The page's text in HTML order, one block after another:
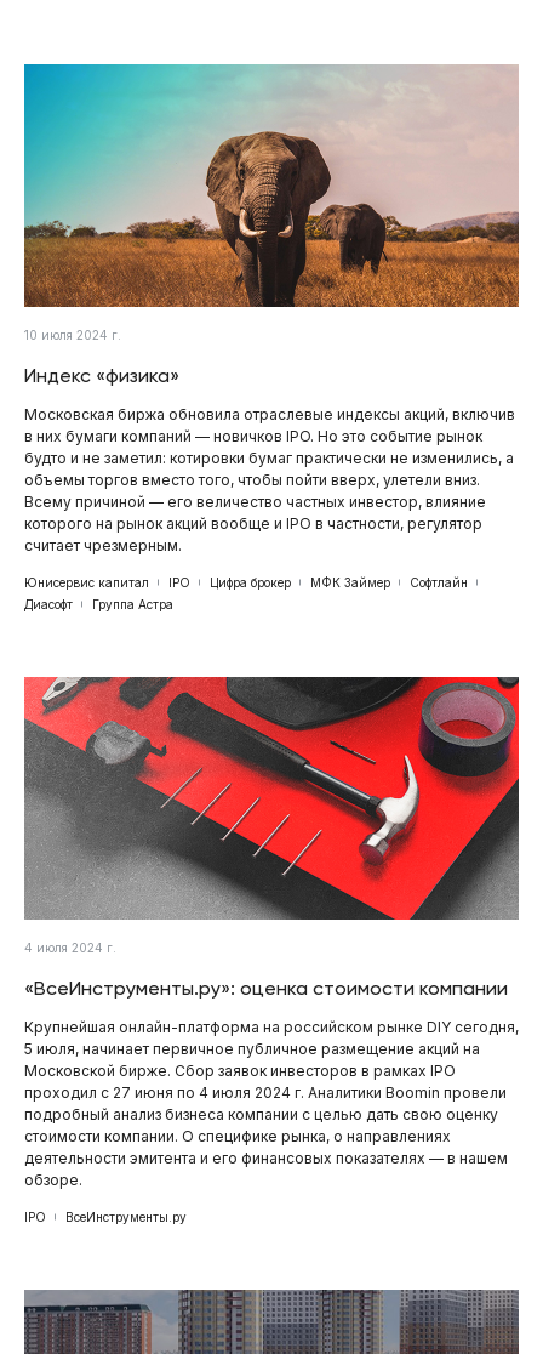
10 июля 2024 г.
Индекс «физика»
Московская биржа обновила отраслевые индексы акций, включив
в них бумаги компаний — новичков IPO. Но это событие рынок
будто и не заметил: котировки бумаг практически не изменились, а
объемы торгов вместо того, чтобы пойти вверх, улетели вниз.
Всему причиной — его величество частных инвестор, влияние
которого на рынок акций вообще и IPO в частности, регулятор
считает чрезмерным.
Юнисервис капитал IPO Цифра брокер МФК Займер
Софтлайн
Диасофт
Группа Астра
4 июля 2024 г.
«ВсеИнструменты.ру»: оценка стоимости компании
Крупнейшая онлайн-платформа на российском рынке DIY сегодня,
5 июля, начинает первичное публичное размещение акций на
Московской бирже. Сбор заявок инвесторов в рамках IPO
проходил с 27 июня по 4 июля 2024 г. Аналитики Boomin провели
подробный анализ бизнеса компании с целью дать свою оценку
стоимости компании. О специфике рынка, о направлениях
деятельности эмитента и его финансовых показателях — в нашем
обзоре.
IPO ВсеИнструменты.ру